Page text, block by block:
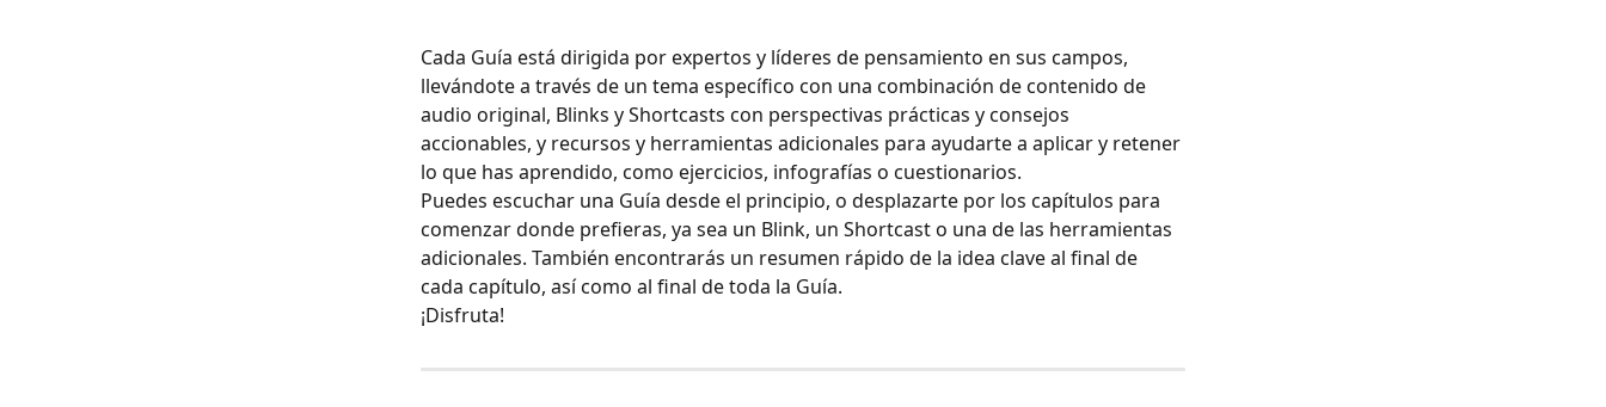
Cada Guía está dirigida por expertos y líderes de pensamiento en sus campos,
llevándote a través de un tema específico con una combinación de contenido de
audio original, Blinks y Shortcasts con perspectivas prácticas y consejos
accionables, y recursos y herramientas adicionales para ayudarte a aplicar y retener
lo que has aprendido, como ejercicios, infografías o cuestionarios.
Puedes escuchar una Guía desde el principio, o desplazarte por los capítulos para
comenzar donde prefieras, ya sea un Blink, un Shortcast o una de las herramientas
adicionales. También encontrarás un resumen rápido de la idea clave al final de
cada capítulo, así como al final de toda la Guía.
¡Disfruta!